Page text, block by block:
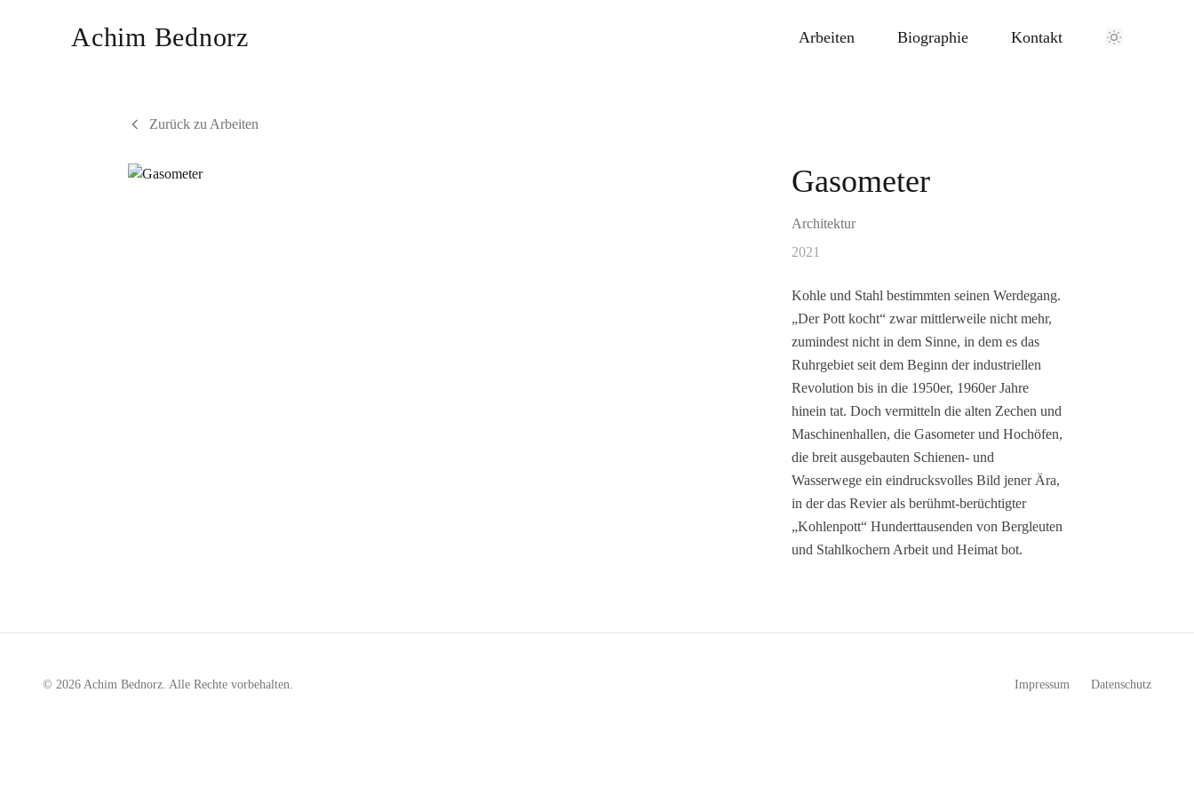
Achim Bednorz Arbeiten Biographie Kontakt
Zurück zu Arbeiten
Gasometer
Architektur
2021
Kohle und Stahl bestimmten seinen Werdegang.
„Der Pott kocht“ zwar mittlerweile nicht mehr,
zumindest nicht in dem Sinne, in dem es das
Ruhrgebiet seit dem Beginn der industriellen
Revolution bis in die 1950er, 1960er Jahre
hinein tat. Doch vermitteln die alten Zechen und
Maschinenhallen, die Gasometer und Hochöfen,
die breit ausgebauten Schienen- und
Wasserwege ein eindrucksvolles Bild jener Ära,
in der das Revier als berühmt-berüchtigter
„Kohlenpott“ Hunderttausenden von Bergleuten
und Stahlkochern Arbeit und Heimat bot.
© 2026 Achim Bednorz. Alle Rechte vorbehalten. Impressum Datenschutz